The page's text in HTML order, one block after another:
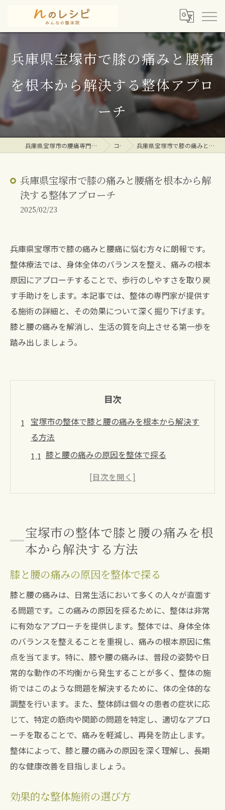
兵庫県宝塚市で膝の痛みと腰痛
を根本から解決する整体アプロ
ーチ
兵庫県宝塚市の腰痛専門整体院ならｎのレシピみんなの整体院 コラム 兵庫県宝塚市で膝の痛みと腰痛を根本から解決する整体アプローチ
兵庫県宝塚市で膝の痛みと腰痛を根本から解
決する整体アプローチ
2025/02/23
兵庫県宝塚市で膝の痛みと腰痛に悩む方々に朗報です。
整体療法では、身体全体のバランスを整え、痛みの根本
原因にアプローチすることで、歩行のしやすさを取り戻
す手助けをします。本記事では、整体の専門家が提供す
る施術の詳細と、その効果について深く掘り下げます。
膝と腰の痛みを解消し、生活の質を向上させる第一歩を
踏み出しましょう。
目次
宝塚市の整体で膝と腰の痛みを根本から解決す
る方法
膝と腰の痛みの原因を整体で探る
効果的な整体施術の選び方
整体と他の療法の違い
整体で得られる長期的な健康効果
訣
膝の痛みを軽減する整体のテクニック
腰への負担を減らすための整体の役割
膝と腰のバランスを整えるための施術方法
整体による身体の調整と痛みの関係
痛みの連鎖を断ち切る整体のアプローチ
整体施術後の生活改善の秘訣
歩きにくい膝を整体で改善し腰痛を予防するス
テップ
膝の可動域を広げる整体の手法
腰痛予防に効果的な整体のアプローチ
歩行を楽にする整体施術の具体例
整体施術後の運動習慣の提案
宝塚市の整体で膝と腰の痛みを根
本から解決する方法
膝と腰の痛みの原因を整体で探る
膝と腰の痛みは、日常生活において多くの人々が直面す
る問題です。この痛みの原因を探るために、整体は非常
に有効なアプローチを提供します。整体では、身体全体
のバランスを整えることを重視し、痛みの根本原因に焦
点を当てます。特に、膝や腰の痛みは、普段の姿勢や日
常的な動作の不均衡から発生することが多く、整体の施
術ではこのような問題を解決するために、体の全体的な
調整を行います。また、整体師は個々の患者の症状に応
じて、特定の筋肉や関節の問題を特定し、適切なアプロ
ーチを取ることで、痛みを軽減し、再発を防止します。
整体によって、膝と腰の痛みの原因を深く理解し、長期
的な健康改善を目指しましょう。
効果的な整体施術の選び方